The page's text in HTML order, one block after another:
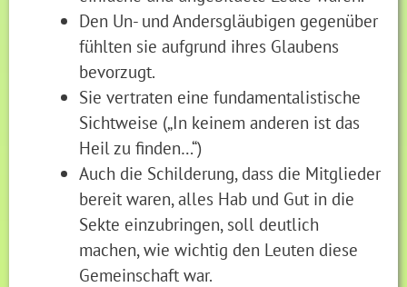
Den Un- und Andersgläubigen gegenüber
fühlten sie aufgrund ihres Glaubens
bevorzugt.
Sie vertraten eine fundamentalistische
Sichtweise („In keinem anderen ist das
Heil zu finden…“)
Auch die Schilderung, dass die Mitglieder
bereit waren, alles Hab und Gut in die
Sekte einzubringen, soll deutlich
machen, wie wichtig den Leuten diese
Gemeinschaft war.